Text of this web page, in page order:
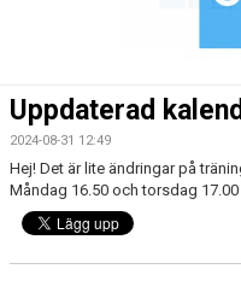
TRUPPEN
KONTAKT
MATCHER
Uppdaterad
2024-08-31 12:49
Hej! Det är lite ändringar på
Måndag 16.50 och torsdag 17.00